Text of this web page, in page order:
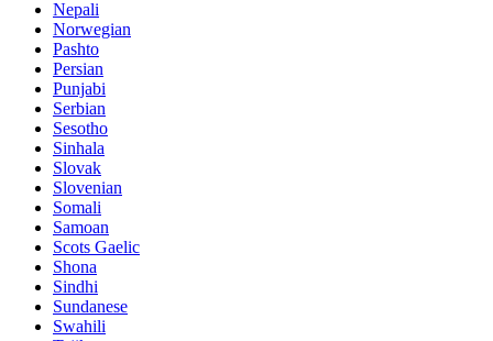
Nepali
Norwegian
Pashto
Persian
Punjabi
Serbian
Sesotho
Sinhala
Slovak
Slovenian
Somali
Samoan
Scots Gaelic
Shona
Sindhi
Sundanese
Swahili